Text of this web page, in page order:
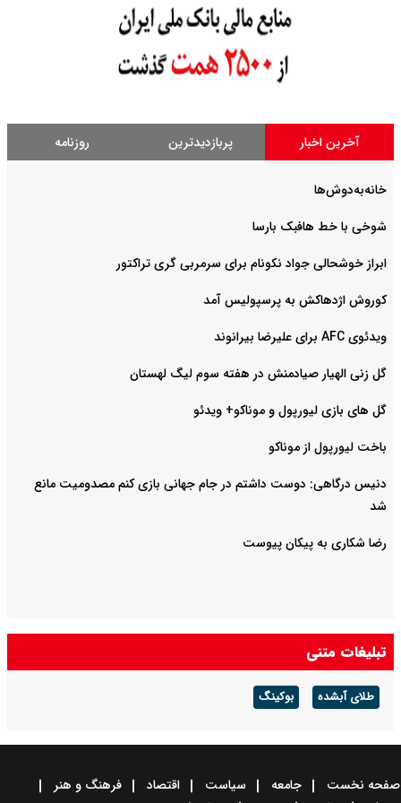
آخرین اخبار پربازدیدترین روزنامه
خانه‌به‌دوش‌ها
شوخی با خط هافبک بارسا
ابراز خوشحالی جواد نکونام برای سرمربی گری تراکتور
کوروش اژدهاکش به پرسپولیس آمد
ویدئوی AFC برای علیرضا بیرانوند
گل زنی الهیار صیادمنش در هفته سوم لیگ لهستان
گل های بازی لیورپول و موناکو+ ویدئو
باخت لیورپول از موناکو
دنیس درگاهی: دوست داشتم در جام جهانی بازی کنم مصدومیت مانع
شد
رضا شکاری به پیکان پیوست
تبلیغات متنی
طلای آبشده بوکینگ
صفحه نخست جامعه سیاست اقتصاد
فرهنگ و هنر